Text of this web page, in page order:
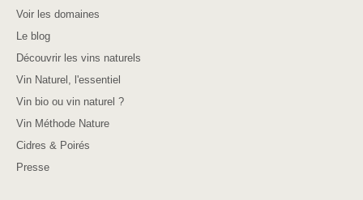
Voir les domaines
Le blog
Découvrir les vins naturels
Vin Naturel, l'essentiel
Vin bio ou vin naturel ?
Vin Méthode Nature
Cidres & Poirés
Presse